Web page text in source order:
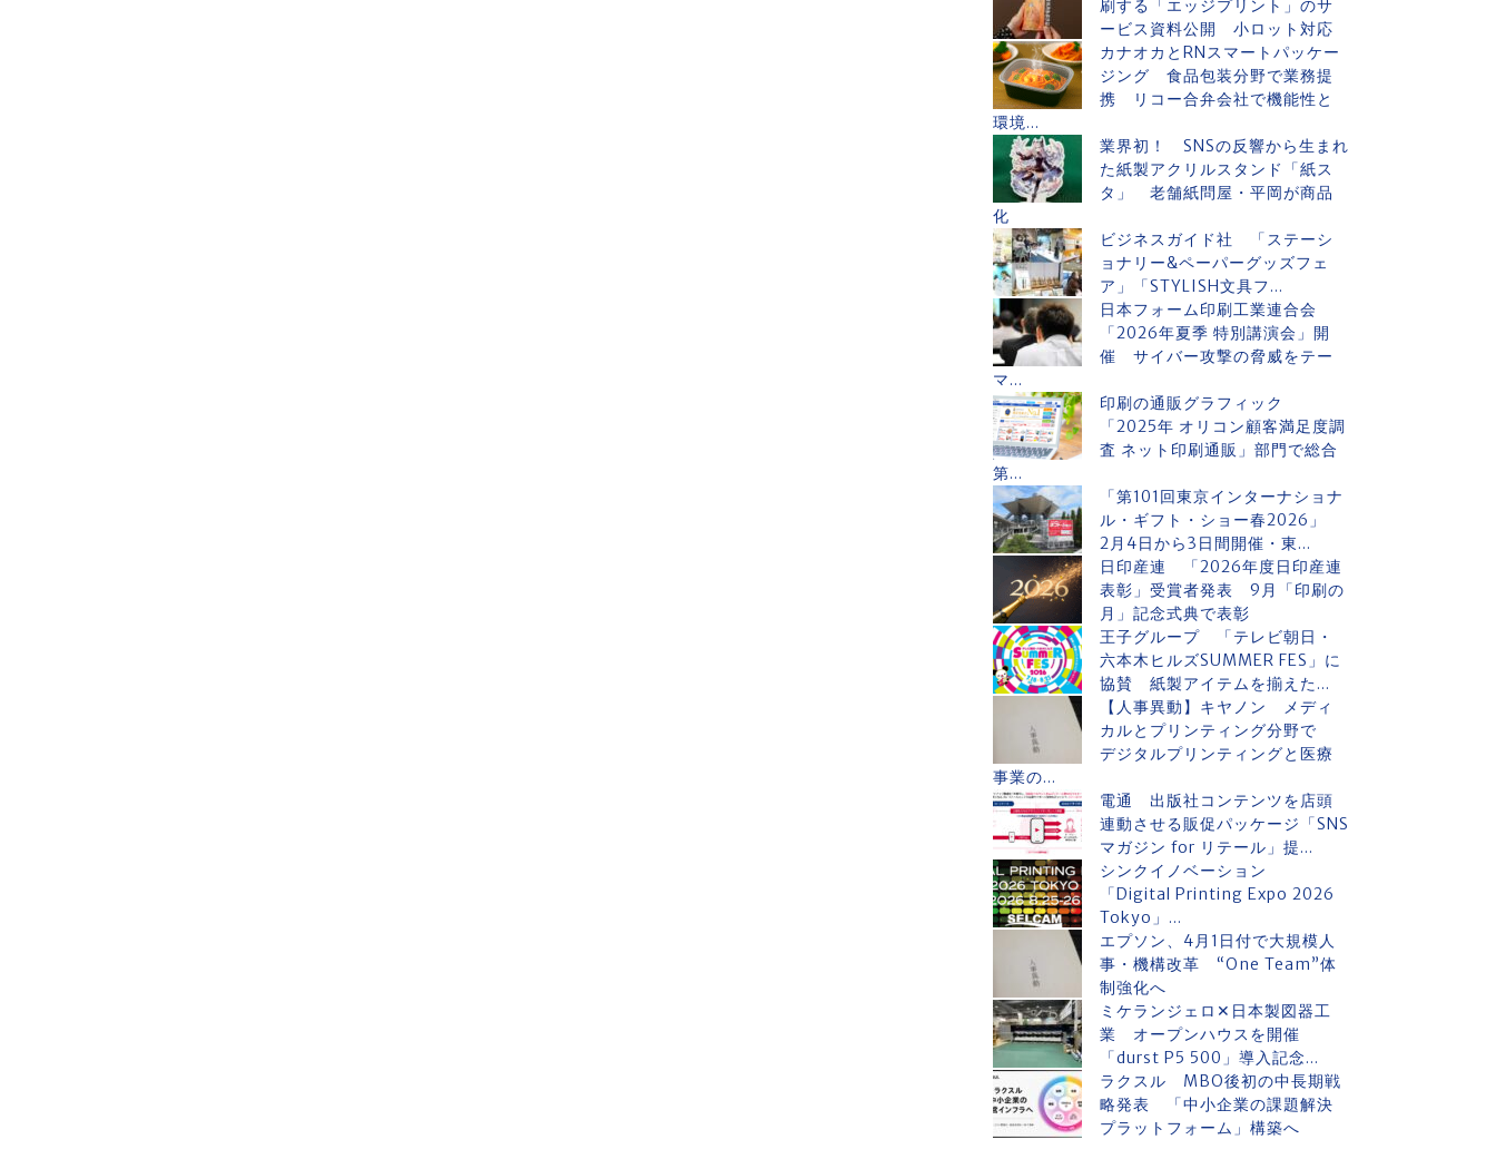
刷する「エッジプリント」のサ
ービス資料公開 小ロット対応
カナオカとRNスマートパッケー
ジング 食品包装分野で業務提
携 リコー合弁会社で機能性と
環境...
業界初！ SNSの反響から生まれ
た紙製アクリルスタンド「紙ス
タ」 老舗紙問屋・平岡が商品
化
ビジネスガイド社 「ステーシ
ョナリー&ペーパーグッズフェ
ア」「STYLISH文具フ...
日本フォーム印刷工業連合会
「2026年夏季 特別講演会」開
催 サイバー攻撃の脅威をテー
マ...
印刷の通販グラフィック
「2025年 オリコン顧客満足度調
査 ネット印刷通販」部門で総合
第...
「第101回東京インターナショナ
ル・ギフト・ショー春2026」
2月4日から3日間開催・東...
日印産連 「2026年度日印産連
表彰」受賞者発表 9月「印刷の
月」記念式典で表彰
王子グループ 「テレビ朝日・
六本木ヒルズSUMMER FES」に
協賛 紙製アイテムを揃えた...
【人事異動】キヤノン メディ
カルとプリンティング分野で
デジタルプリンティングと医療
事業の...
電通 出版社コンテンツを店頭
連動させる販促パッケージ「SNS
マガジン for リテール」提...
シンクイノベーション
「Digital Printing Expo 2026
Tokyo」...
エプソン、4月1日付で大規模人
事・機構改革 “One Team”体
制強化へ
ミケランジェロ✕日本製図器工
業 オープンハウスを開催
「durst P5 500」導入記念...
ラクスル MBO後初の中長期戦
略発表 「中小企業の課題解決
プラットフォーム」構築へ